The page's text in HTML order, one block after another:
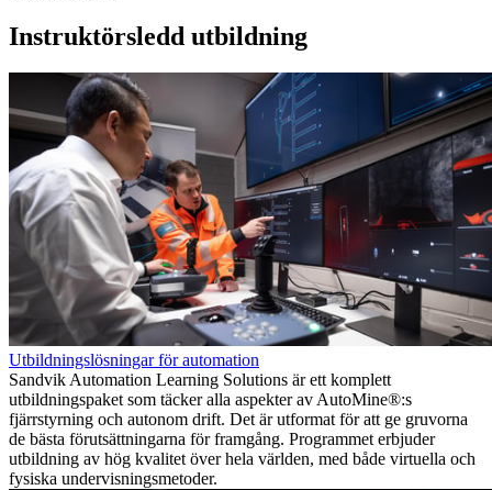
Instruktörsledd utbildning
Utbildningslösningar för automation
Sandvik Automation Learning Solutions är ett komplett
utbildningspaket som täcker alla aspekter av AutoMine®:s
fjärrstyrning och autonom drift. Det är utformat för att ge gruvorna
de bästa förutsättningarna för framgång. Programmet erbjuder
utbildning av hög kvalitet över hela världen, med både virtuella och
fysiska undervisningsmetoder.